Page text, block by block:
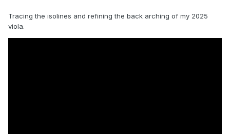
Tracing the isolines and refining the back arching of my 2025
viola.